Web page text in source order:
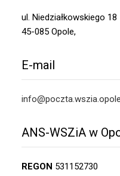
ul. Niedziałkowskiego 18
45-085 Opole,
E-mail
ANS-WSZiA w
REGON 531152730